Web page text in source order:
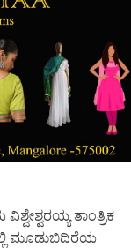
ತಾಂತ್ರಿಕ
ಮೂಡುಬಿದಿರೆಯ